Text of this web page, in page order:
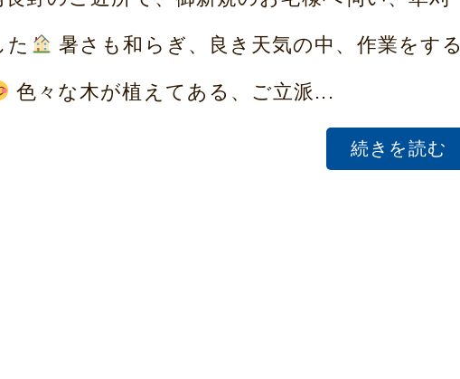
た 暑さも和らぎ、良き天気の中、作業をする
色々な木が植えてある、ご立派...
続きを読む